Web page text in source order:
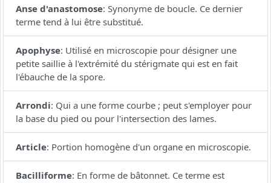
Anse d'anastomose: Synonyme de boucle. Ce dernier
terme tend à lui être substitué.
Apophyse: Utilisé en microscopie pour désigner une
petite saillie à l'extrémité du stérigmate qui est en fait
l'ébauche de la spore.
Arrondi: Qui a une forme courbe ; peut s'employer pour
la base du pied ou pour l'intersection des lames.
Article: Portion homogène d'un organe en microscopie.
Bacilliforme: En forme de bâtonnet. Ce terme est